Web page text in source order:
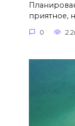
приятное,
0